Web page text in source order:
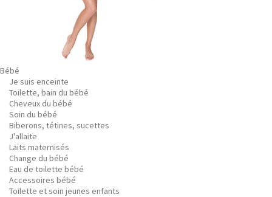
Bébé
Je suis enceinte
Toilette, bain du bébé
Cheveux du bébé
Soin du bébé
Biberons, tétines, sucettes
J'allaite
Laits maternisés
Change du bébé
Eau de toilette bébé
Accessoires bébé
Toilette et soin jeunes enfants